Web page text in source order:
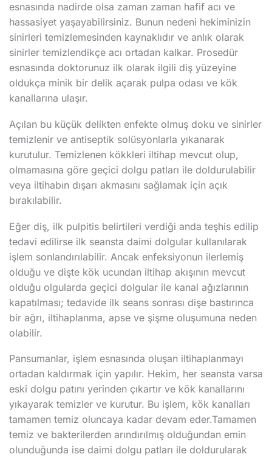
esnasında nadirde olsa zaman zaman hafif acı ve
hassasiyet yaşayabilirsiniz. Bunun nedeni hekiminizin
sinirleri temizlemesinden kaynaklıdır ve anlık olarak
sinirler temizlendikçe acı ortadan kalkar. Prosedür
esnasında doktorunuz ilk olarak ilgili diş yüzeyine
oldukça minik bir delik açarak pulpa odası ve kök
kanallarına ulaşır.
Açılan bu küçük delikten enfekte olmuş doku ve sinirler
temizlenir ve antiseptik solüsyonlarla yıkanarak
kurutulur. Temizlenen kökkleri iltihap mevcut olup,
olmamasına göre geçici dolgu patları ile doldurulabilir
veya iltihabın dışarı akmasını sağlamak için açık
bırakılabilir.
Eğer diş, ilk pulpitis belirtileri verdiği anda teşhis edilip
tedavi edilirse ilk seansta daimi dolgular kullanılarak
işlem sonlandırılabilir. Ancak enfeksiyonun ilerlemiş
olduğu ve dişte kök ucundan iltihap akışının mevcut
olduğu olgularda geçici dolgular ile kanal ağızlarının
kapatılması; tedavide ilk seans sonrası dişe bastırınca
bir ağrı, iltihaplanma, apse ve şişme oluşumuna neden
olabilir.
Pansumanlar, işlem esnasında oluşan iltihaplanmayı
ortadan kaldırmak için yapılır. Hekim, her seansta varsa
eski dolgu patını yerinden çıkartır ve kök kanallarını
yıkayarak temizler ve kurutur. Bu işlem, kök kanalları
tamamen temiz oluncaya kadar devam eder.Tamamen
temiz ve bakterilerden arındırılmış olduğundan emin
olunduğunda ise daimi dolgu patları ile doldurularak